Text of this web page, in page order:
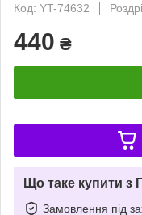
Код: YT-74632
440 ₴
Що таке купити з
Замовлення під